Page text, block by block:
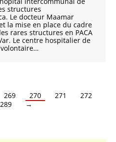
structures
Le docteur Maamar
la mise en place du cadre
rares structures en PACA
Le centre hospitalier de
269 270 271
272
289 →